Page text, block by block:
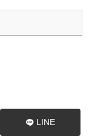
LINE